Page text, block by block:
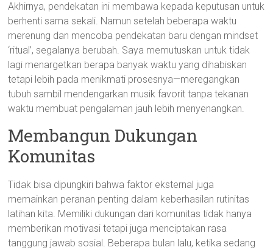
Akhirnya, pendekatan ini membawa kepada keputusan untuk
berhenti sama sekali. Namun setelah beberapa waktu
merenung dan mencoba pendekatan baru dengan mindset
‘ritual’, segalanya berubah. Saya memutuskan untuk tidak
lagi menargetkan berapa banyak waktu yang dihabiskan
tetapi lebih pada menikmati prosesnya—meregangkan
tubuh sambil mendengarkan musik favorit tanpa tekanan
waktu membuat pengalaman jauh lebih menyenangkan.
Membangun Dukungan
Komunitas
Tidak bisa dipungkiri bahwa faktor eksternal juga
memainkan peranan penting dalam keberhasilan rutinitas
latihan kita. Memiliki dukungan dari komunitas tidak hanya
memberikan motivasi tetapi juga menciptakan rasa
tanggung jawab sosial. Beberapa bulan lalu, ketika sedang